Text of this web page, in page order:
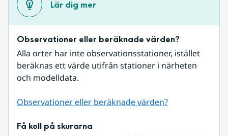
Lär dig mer
Observationer eller beräknade värden?
Alla orter har inte observationsstationer, istället
beräknas ett värde utifrån stationer i närheten
och modelldata.
Observationer eller beräknade värden?
Få koll på skurarna